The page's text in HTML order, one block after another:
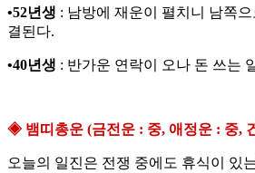
•52년생 : 남방에 재운이 펼치니 남쪽
결된다.
•40년생 : 반가운 연락이 오나 돈 쓰는
◈ 뱀띠총운 (금전운 : 중, 애정운 : 중,
오늘의 일진은 전쟁 중에도 휴식이 있